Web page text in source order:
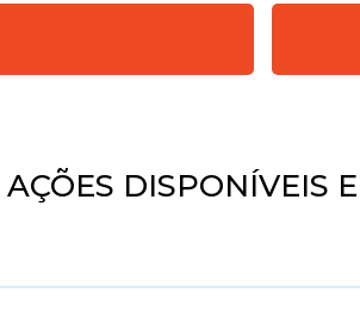
AÇÕES DISPONÍVEIS